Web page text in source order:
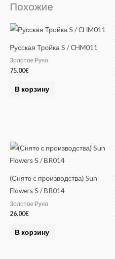
Похожие
Русская Тройка S / CHM011
Золотое Руно
75.00€
В корзину
(Снято с производства) Sun
Flowers S / BR014
Золотое Руно
26.00€
В корзину